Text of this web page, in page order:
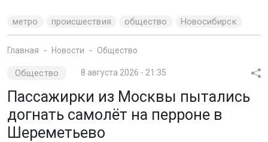
метро происшествия общество Новосибирск
Главная Новости Общество
Общество 8 августа 2026 - 21:35
Пассажирки из Москвы пытались
догнать самолёт на перроне в
Шереметьево